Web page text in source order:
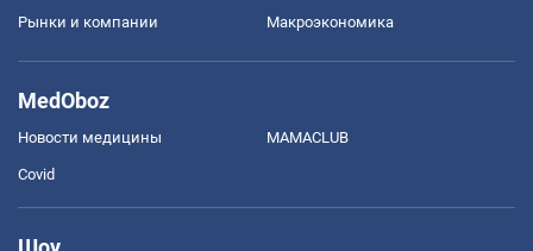
Рынки и компании Mакроэкономика
MedOboz
Новости медицины MAMACLUB
Covid